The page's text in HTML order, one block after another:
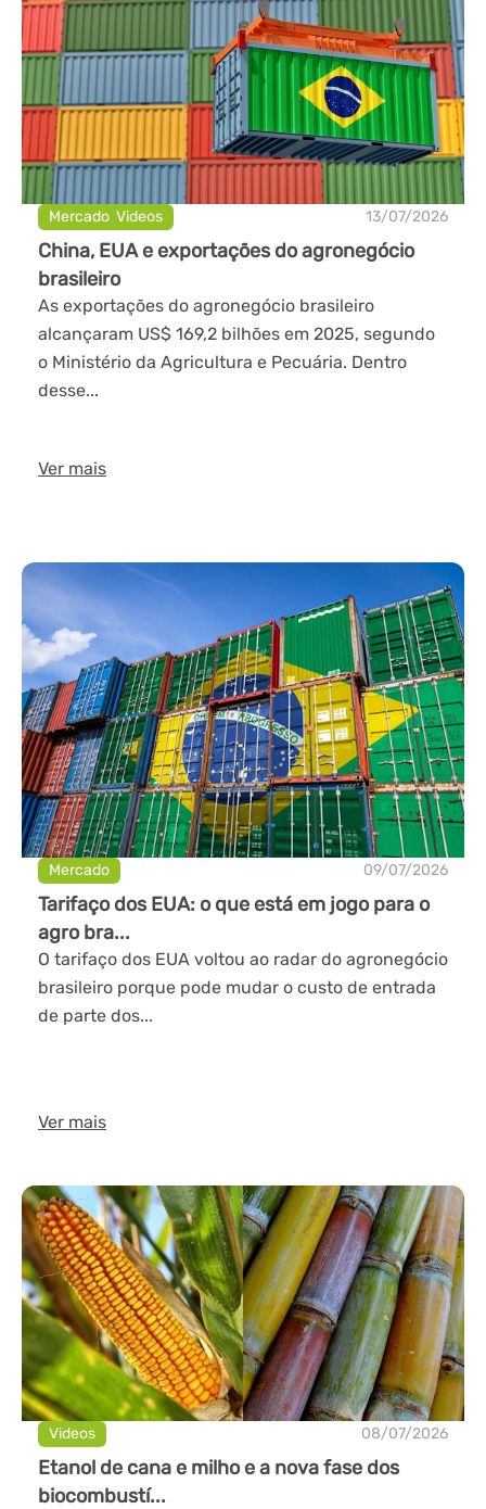
Mercado,Videos 13/07/2026
China, EUA e exportações do agronegócio
brasileiro
As exportações do agronegócio brasileiro
alcançaram US$ 169,2 bilhões em 2025, segundo
o Ministério da Agricultura e Pecuária. Dentro
desse...
Ver mais
Mercado 09/07/2026
Tarifaço dos EUA: o que está em jogo para o
agro bra...
O tarifaço dos EUA voltou ao radar do agronegócio
brasileiro porque pode mudar o custo de entrada
de parte dos...
Ver mais
Videos 08/07/2026
Etanol de cana e milho e a nova fase dos
biocombustí...